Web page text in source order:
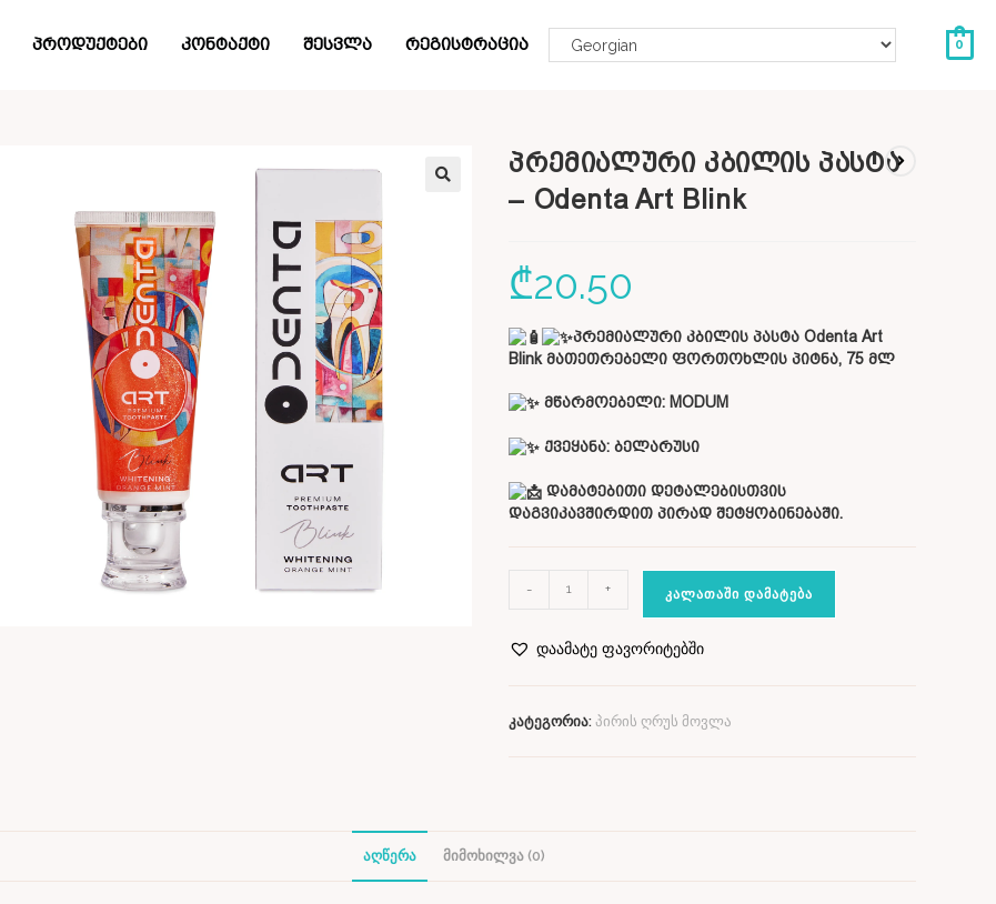
პროდუქტები კონტაქტი შესვლა რეგისტრაცია 0
პრემიალური კბილის პასტა
– Odenta Art Blink
₾20.50
პრემიალური კბილის პასტა Odenta Art
Blink მათეთრებელი ფორთოხლის პიტნა, 75 მლ
მწარმოებელი: MODUM
ქვეყანა: ბელარუსი
დამატებითი დეტალებისთვის
დაგვიკავშირდით პირად შეტყობინებაში.
- + ᲙᲐᲚᲐᲗᲐᲨᲘ ᲓᲐᲛᲐᲢᲔᲑᲐ
დაამატე ფავორიტებში
კატეგორია:პირის ღრუს მოვლა
ᲐᲦᲬᲔᲠᲐ ᲛᲘᲛᲝᲮᲘᲚᲕᲐ (0)